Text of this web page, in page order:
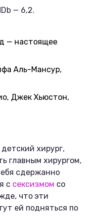
— 6,2.
— настоящее
Аль-Мансур,
Джек Хьюстон,
хирург,
главным хирургом,
сдержанно
с сексизмом со
что эти
ей подняться по